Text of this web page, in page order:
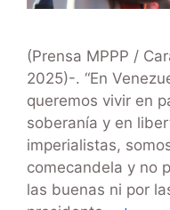
(Prensa MPPP /
2025)-. “En
queremos vivir en
soberanía y en
imperialistas,
comecandela y no
las buenas ni por